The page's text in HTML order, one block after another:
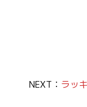
NEXT： ラッ